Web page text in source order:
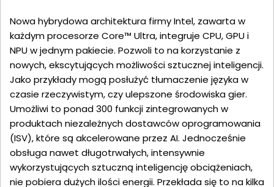
Nowa hybrydowa architektura firmy Intel, zawarta w
każdym procesorze Core™ Ultra, integruje CPU, GPU i
NPU w jednym pakiecie. Pozwoli to na korzystanie z
nowych, ekscytujących możliwości sztucznej inteligencji.
Jako przykłady mogą posłużyć tłumaczenie języka w
czasie rzeczywistym, czy ulepszone środowiska gier.
Umożliwi to ponad 300 funkcji zintegrowanych w
produktach niezależnych dostawców oprogramowania
(ISV), które są akcelerowane przez AI. Jednocześnie
obsługa nawet długotrwałych, intensywnie
wykorzystujących sztuczną inteligencję obciążeniach,
nie pobiera dużych ilości energii. Przekłada się to na kilka